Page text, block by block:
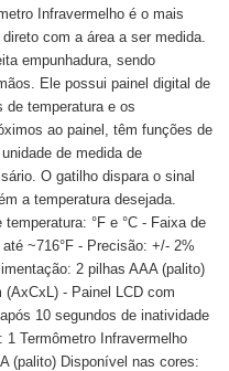
Infravermelho é o mais
com a área a ser medida.
empunhadura, sendo
Ele possui painel digital de
de temperatura e os
ao painel, têm funções de
de medida de
O gatilho dispara o sinal
a temperatura desejada.
°F e °C - Faixa de
até ~716°F - Precisão: +/- 2%
2 pilhas AAA (palito)
- Painel LCD com
10 segundos de inatividade
Termômetro Infravermelho
(palito) Disponível nas cores: